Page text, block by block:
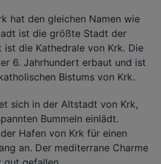
hat den gleichen Namen wie
ist die größte Stadt der
ist die Kathedrale von Krk. Die
6. Jahrhundert erbaut und ist
Bistums von Krk.
sich in der Altstadt von Krk,
Bummeln einlädt.
Hafen von Krk für einen
an. Der mediterrane Charme